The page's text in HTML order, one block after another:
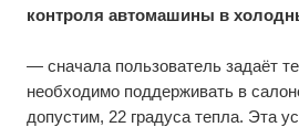
контроля автомашины в
— сначала пользователь задаёт
необходимо поддерживать в
допустим, 22 градуса тепла. Эта